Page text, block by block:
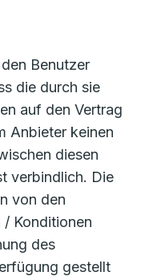
Benutzer
die durch sie
auf den Vertrag
Anbieter keinen
diesen
verbindlich. Die
von den
/ Konditionen
des
gestellt